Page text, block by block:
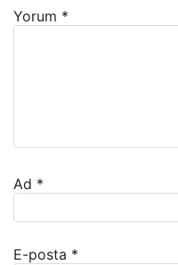
Yorum *
Ad *
E-posta *